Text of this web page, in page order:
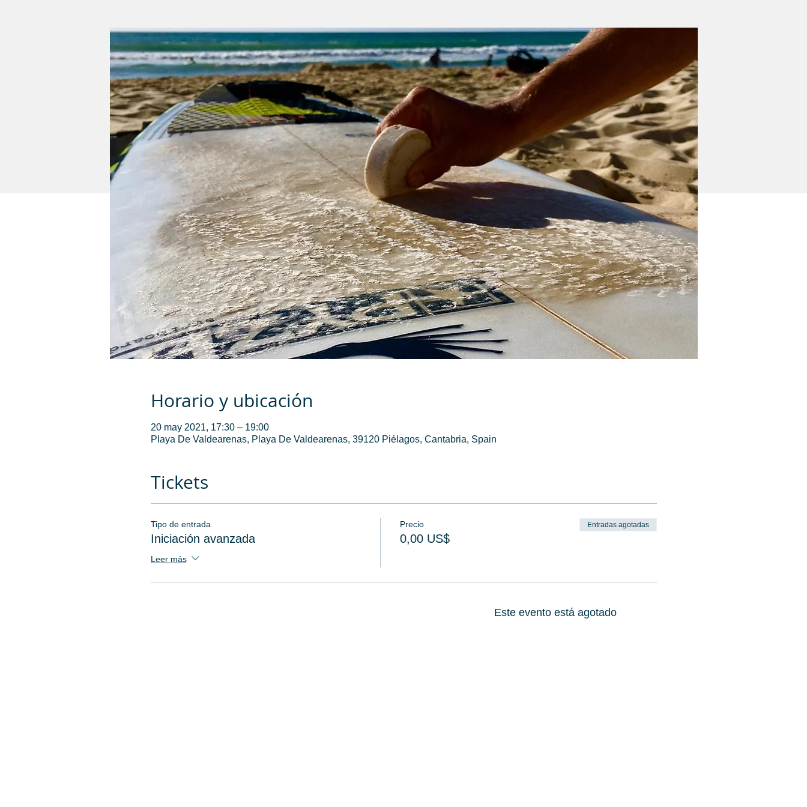
Horario y ubicación
20 may 2021, 17:30 – 19:00
Playa De Valdearenas, Playa De Valdearenas, 39120 Piélagos, Cantabria, Spain
Tickets
Tipo de entrada
Iniciación avanzada
Leer más
Precio
0,00 US$
Entradas agotadas
Este evento está agotado